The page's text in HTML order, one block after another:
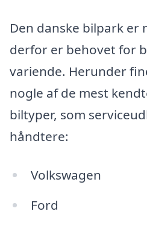
Den danske bilpark er
derfor er behovet for
variende. Herunder
nogle af de mest
biltyper, som
håndtere:
Volkswagen
Ford